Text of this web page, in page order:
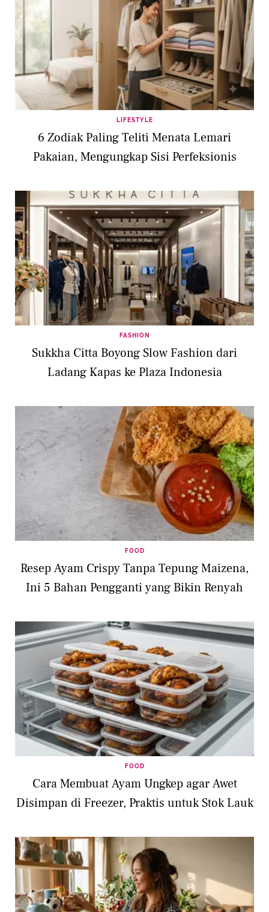
LIFESTYLE
6 Zodiak Paling Teliti Menata Lemari
Pakaian, Mengungkap Sisi Perfeksionis
FASHION
Sukkha Citta Boyong Slow Fashion dari
Ladang Kapas ke Plaza Indonesia
FOOD
Resep Ayam Crispy Tanpa Tepung Maizena,
Ini 5 Bahan Pengganti yang Bikin Renyah
FOOD
Cara Membuat Ayam Ungkep agar Awet
Disimpan di Freezer, Praktis untuk Stok Lauk